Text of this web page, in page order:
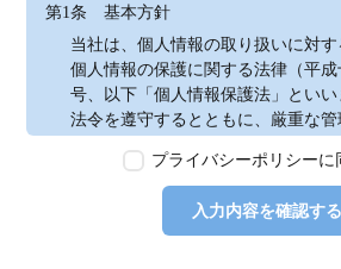
第1条　基本方針
当社は、個人情報の取り扱いに対す
個人情報の保護に関する法律（平
号、以下「個人情報保護法」とい
法令を遵守するとともに、厳重な
本ウェブサイトで取得する個人情
のとします。
第2条　個人情報の定義
プライバシーポリシーに
入力内容を確認する